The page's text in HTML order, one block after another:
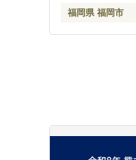
福岡県 福岡市